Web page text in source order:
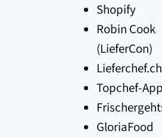
Shopify
Robin Cook
(LieferCon)
Lieferchef.ch
Topchef-App
GloriaFood